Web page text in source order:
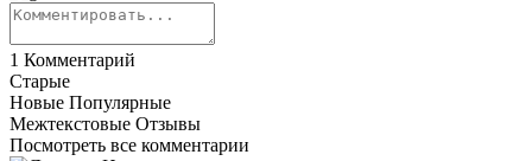
1 Комментарий
Старые
Новые Популярные
Межтекстовые Отзывы
Посмотреть все комментарии